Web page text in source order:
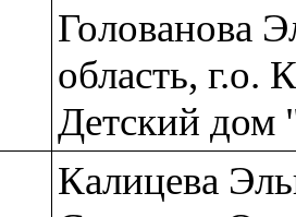
Голованова
область, г.о.
Детский дом
Калицева